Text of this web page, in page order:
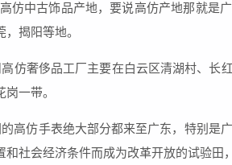
仿中古饰品产地，要说高仿产地那就是
，揭阳等地。
仿奢侈品工厂主要在白云区清湖村、长
岗一带。
高仿手表绝大部分都来至广东，特别是
和社会经济条件而成为改革开放的试验田